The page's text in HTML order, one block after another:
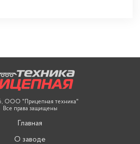
ООО "Прицепная техника"
Все права защищены
Главная
О заводе